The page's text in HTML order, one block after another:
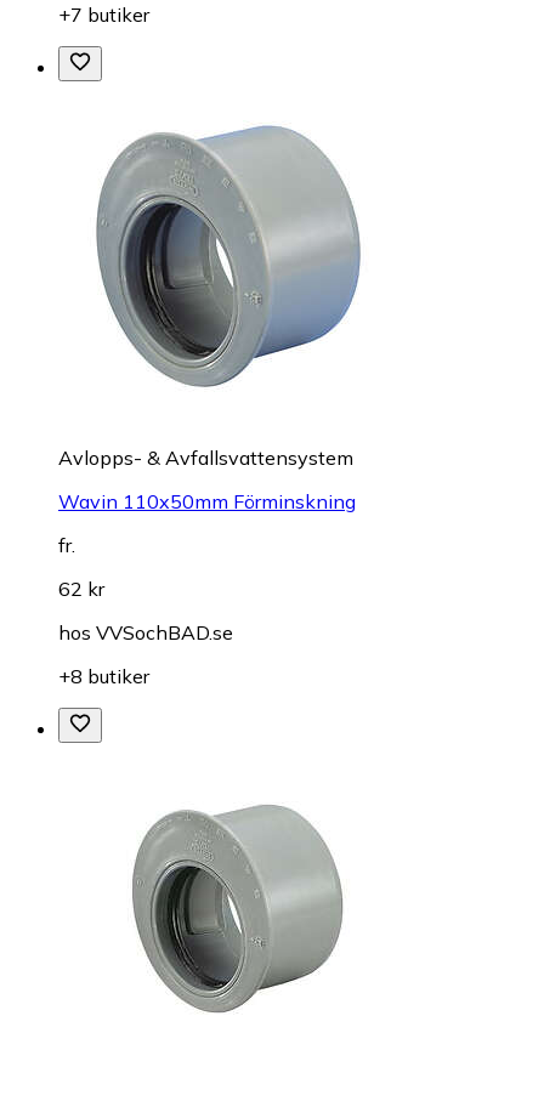
+7 butiker
Avlopps- & Avfallsvattensystem
Wavin 110x50mm Förminskning
fr.
62 kr
hos VVSochBAD.se
+8 butiker